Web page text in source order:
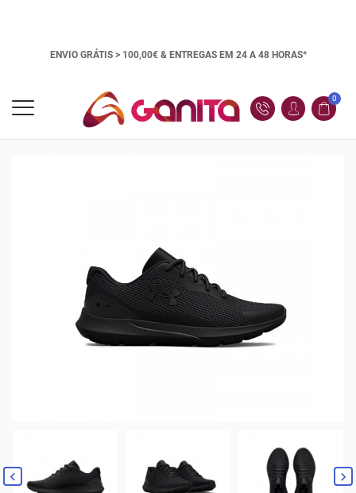
ENVIO GRÁTIS > 100,00€ & ENTREGAS EM 24 A 48 HORAS*
0
 